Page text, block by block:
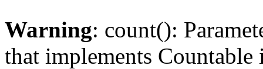
Warning: count():
that implements Countable